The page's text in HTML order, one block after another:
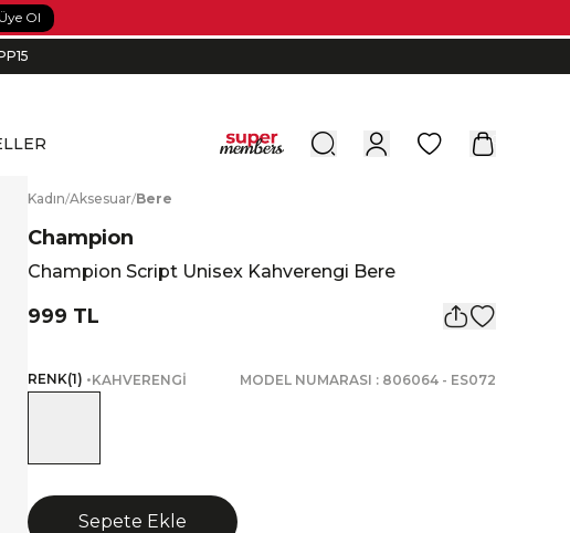
Üye Ol
0
Kadın/Aksesuar/Bere
Champion
Champion Script Unisex Kahverengi Bere
999 TL
RENK(1) •KAHVERENGİ MODEL NUMARASI : 806064- ES072
Sepete Ekle